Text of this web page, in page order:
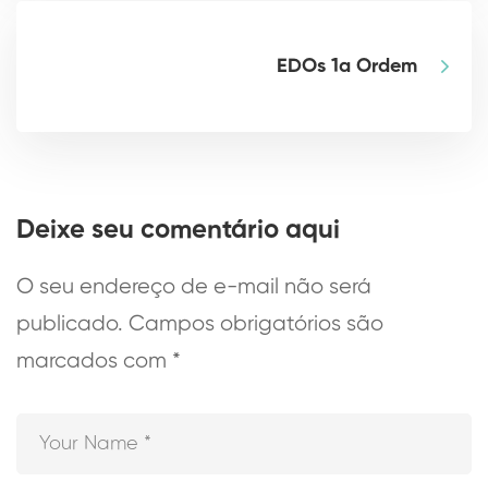
EDOs 1a Ordem
Deixe seu comentário aqui
O seu endereço de e-mail não será
publicado. Campos obrigatórios são
marcados com *